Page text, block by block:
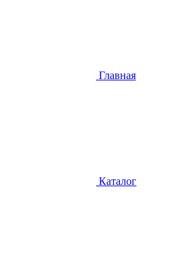
Главная
Каталог